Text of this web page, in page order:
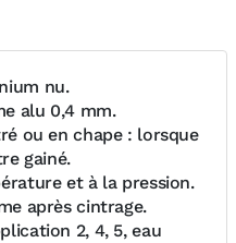
nu.
alu 0,4 mm.
ou en chape : lorsque
gainé.
et à la pression.
après cintrage.
2, 4, 5, eau